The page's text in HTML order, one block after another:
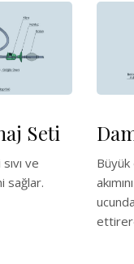
Seti
ve
sağlar.